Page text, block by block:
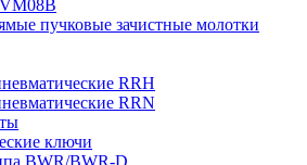
пучковые зачистные молотки
RRH
RRN
ключи
BWR/BWR-D